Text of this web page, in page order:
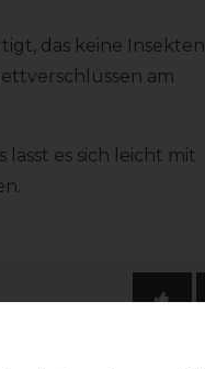
das keine Insekten
am
es sich leicht mit